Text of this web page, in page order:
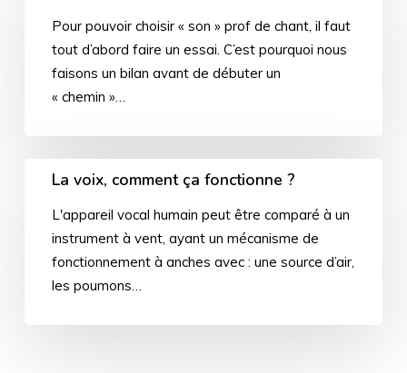
Pour pouvoir choisir « son » prof de chant, il faut
tout d’abord faire un essai. C’est pourquoi nous
faisons un bilan avant de débuter un
« chemin »…
La voix, comment ça fonctionne ?
L'appareil vocal humain peut être comparé à un
instrument à vent, ayant un mécanisme de
fonctionnement à anches avec : une source d’air,
les poumons…